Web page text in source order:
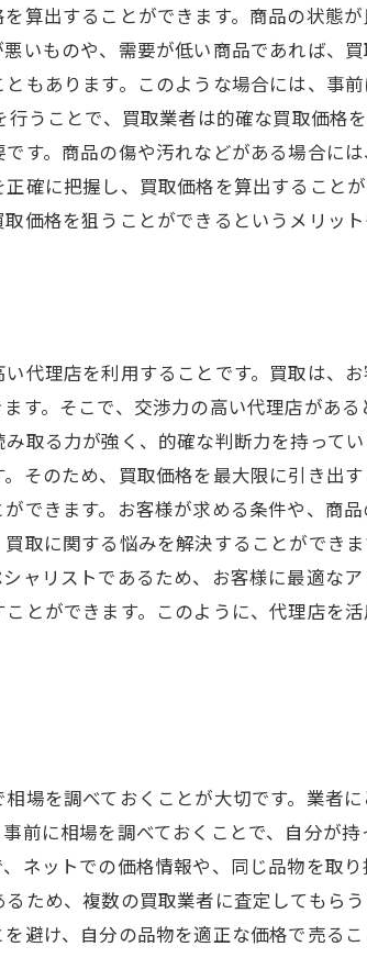
算出することができます。商品の状態
いものや、需要が低い商品であれば、
もあります。このような場合には、事
うことで、買取業者は的確な買取価格
す。商品の傷や汚れなどがある場合に
確に把握し、買取価格を算出すること
価格を狙うことができるというメリット
代理店を利用することです。買取は、
す。そこで、交渉力の高い代理店があ
取る力が強く、的確な判断力を持って
そのため、買取価格を最大限に引き出
できます。お客様が求める条件や、商
取に関する悩みを解決することができ
ャリストであるため、お客様に最適な
とができます。このように、代理店を
場を調べておくことが大切です。業者
前に相場を調べておくことで、自分が
ネットでの価格情報や、同じ品物を取
ため、複数の買取業者に査定してもら
避け、自分の品物を適正な価格で売るこ